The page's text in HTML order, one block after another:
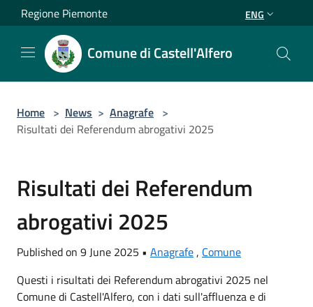
Salta al contenuto principale
Regione Piemonte ENG
Comune di Castell'Alfero
Home > News > Anagrafe >
Risultati dei Referendum abrogativi 2025
Risultati dei Referendum
abrogativi 2025
Published on 9 June 2025 • Anagrafe, Comune
Questi i risultati dei Referendum abrogativi 2025 nel
Comune di Castell'Alfero, con i dati sull'affluenza e di